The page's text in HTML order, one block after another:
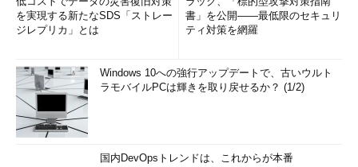
を実現する新たなSDS「ストレー
ジレプリカ」とは
書」を公開――最低限のセキュリ
ティ対策を網羅
Windows 10への強行アップデートで、古いウルト
ラモバイルPCは輝きを取り戻せるか？ (1/2)
国内DevOpsトレンドは、これからが本番